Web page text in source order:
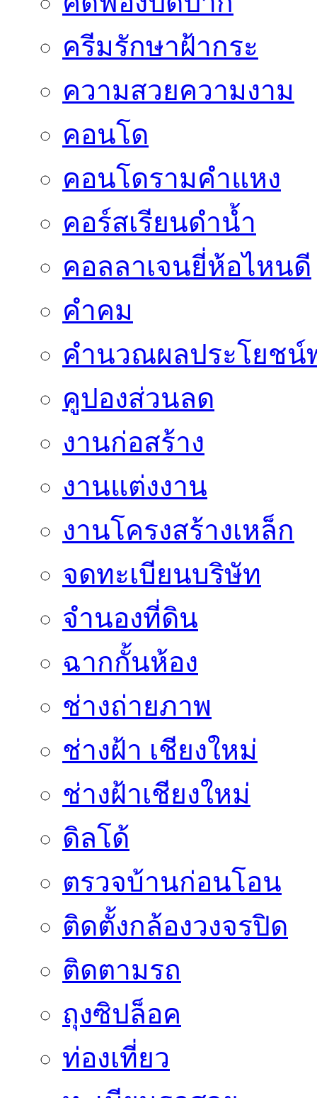
ครีมรักษาฝ้ากระ
ความสวยความงาม
คอนโด
คอนโดรามคำแหง
คอร์สเรียนดำน้ำ
คอลลาเจนยี่ห้อไหนดี
คำคม
คำนวณผลประโยชน์
คูปองส่วนลด
งานก่อสร้าง
งานแต่งงาน
งานโครงสร้างเหล็ก
จดทะเบียนบริษัท
จำนองที่ดิน
ฉากกั้นห้อง
ช่างถ่ายภาพ
ช่างฝ้า เชียงใหม่
ช่างฝ้าเชียงใหม่
ดิลโด้
ตรวจบ้านก่อนโอน
ติดตั้งกล้องวงจรปิด
ติดตามรถ
ถุงซิปล็อค
ท่องเที่ยว